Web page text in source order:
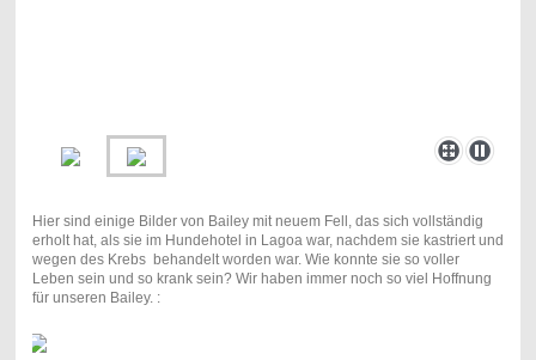
Hier sind einige Bilder von Bailey mit neuem Fell, das sich vollständig
erholt hat, als sie im Hundehotel in Lagoa war, nachdem sie kastriert und
wegen des Krebs behandelt worden war. Wie konnte sie so voller
Leben sein und so krank sein? Wir haben immer noch so viel Hoffnung
für unseren Bailey. :